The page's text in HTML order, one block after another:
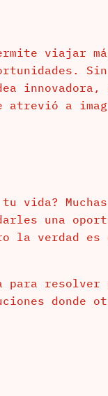
viajar
Sin
innovadora,
atrevió a
vida?
una
la verdad es
para resolver
donde